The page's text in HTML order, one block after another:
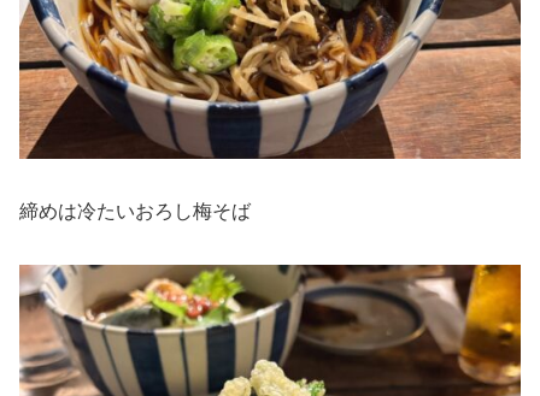
締めは冷たいおろし梅そば